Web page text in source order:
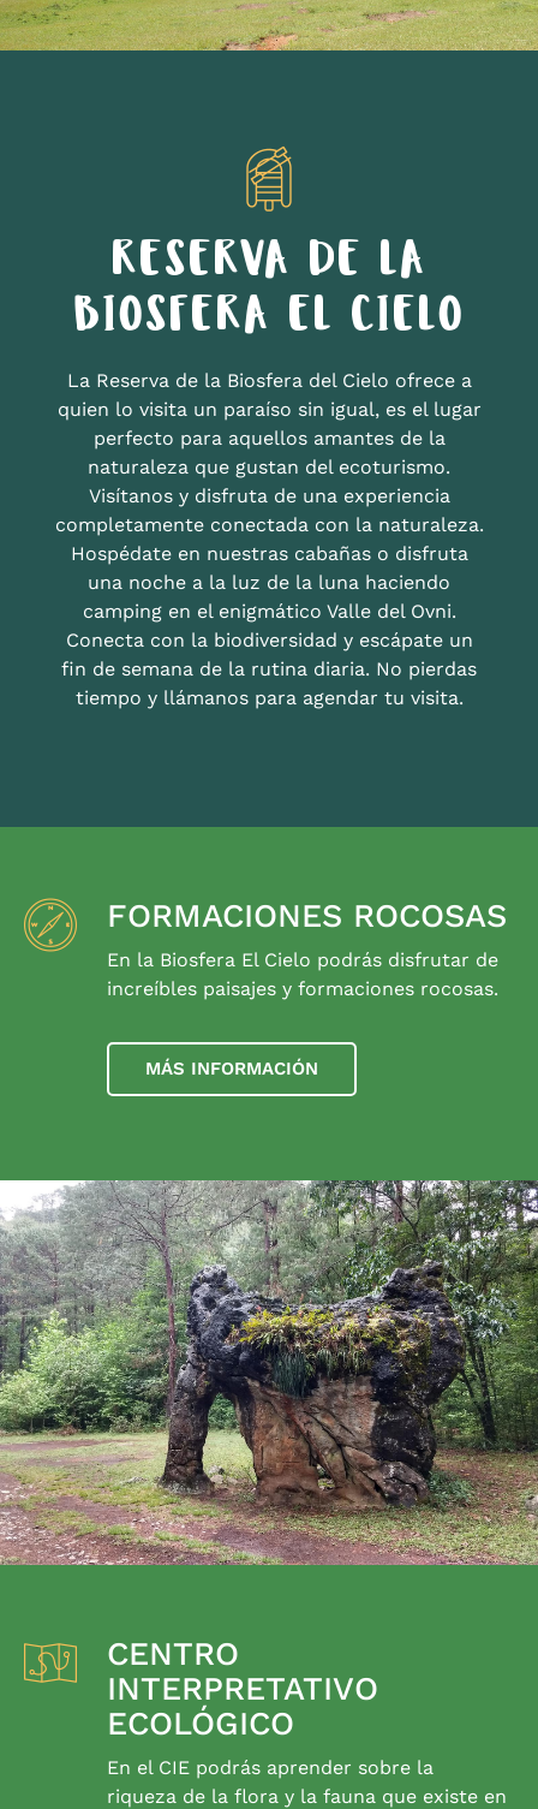
RESERVA DE LA
BIOSFERA EL CIELO
La Reserva de la Biosfera del Cielo ofrece a
quien lo visita un paraíso sin igual, es el lugar
perfecto para aquellos amantes de la
naturaleza que gustan del ecoturismo.
Visítanos y disfruta de una experiencia
completamente conectada con la naturaleza.
Hospédate en nuestras cabañas o disfruta
una noche a la luz de la luna haciendo
camping en el enigmático Valle del Ovni.
Conecta con la biodiversidad y escápate un
fin de semana de la rutina diaria. No pierdas
tiempo y llámanos para agendar tu visita.
FORMACIONES ROCOSAS
En la Biosfera El Cielo podrás disfrutar de
increíbles paisajes y formaciones rocosas.
MÁS INFORMACIÓN
CENTRO
INTERPRETATIVO
ECOLÓGICO
En el CIE podrás aprender sobre la
riqueza de la flora y la fauna que existe en